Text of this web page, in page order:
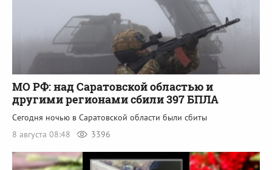
МО РФ: над Саратовской областью и
другими регионами сбили 397 БПЛА
Сегодня ночью в Саратовской области были сбиты
8 августа 08:48
3396